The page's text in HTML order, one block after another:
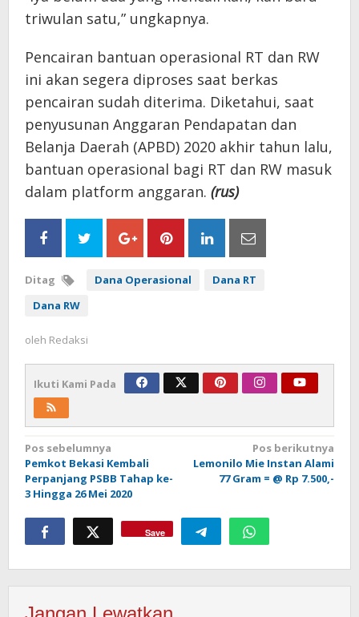
triwulan satu,” ungkapnya.
Pencairan bantuan operasional RT dan RW
ini akan segera diproses saat berkas
pencairan sudah diterima. Diketahui, saat
penyusunan Anggaran Pendapatan dan
Belanja Daerah (APBD) 2020 akhir tahun lalu,
bantuan operasional bagi RT dan RW masuk
dalam platform anggaran. (rus)
Ditag Dana Operasional
Dana RT
Dana RW
oleh Redaksi
Ikuti Kami Pada
Navigasi
pos
Pos sebelumnya
Pemkot Bekasi Kembali
Perpanjang PSBB Tahap ke-
3 Hingga 26 Mei 2020
Pos berikutnya
Lemonilo Mie Instan Alami
77 Gram = @ Rp 7.500,-
Save